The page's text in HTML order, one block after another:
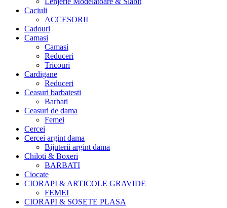
Caciuli
ACCESORII
Cadouri
Camasi
Camasi
Reduceri
Tricouri
Cardigane
Reduceri
Ceasuri barbatesti
Barbati
Ceasuri de dama
Femei
Cercei
Cercei argint dama
Bijuterii argint dama
Chiloti & Boxeri
BARBATI
Ciocate
CIORAPI & ARTICOLE GRAVIDE
FEMEI
CIORAPI & SOSETE PLASA